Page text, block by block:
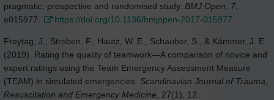
pragmatic, prospective and randomised study. BMJ Open 7
e015977.
https://doi.org/10.1136/bmjopen-2017-015977
Freytag, J., Stroben, F., Hautz, W. E., Schauber, S., & Kämmer, J. E.
(2019). Rating the quality of teamwork—A comparison of novice and
expert ratings using the Team Emergency Assessment Measure
(TEAM) in simulated emergencies. Scandinavian Journal of Trauma,
Resuscitation and Emergency Medicine , 27(1), 12.